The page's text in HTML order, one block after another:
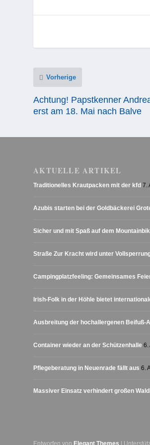
Vorherige
Achtung! Papstkenner
erst am 18. Mai nach Balve
AKTUELLE ARTIKEL
Traditionelles Krautpacken mit der kfd 7.
Azubis starten bei der Goldbäckerei
Sicher und mit Spaß auf dem
Straße Zur Kracht wird unter
Campingplatzfeeling: Gemeinsames
Irish-Folk in der Höhle bietet
Ausbreitung der hochallergenen Beifuß-
Container wieder an der Schützenhalle 6.
Pflegeberatung in Neuenrade fällt aus 6.
Massiver Einsatz verhindert großen
Entworfen von Elegant Themes |